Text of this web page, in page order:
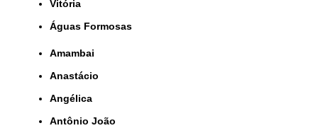
Vitória
Águas Formosas
Amambai
Anastácio
Angélica
Antônio João